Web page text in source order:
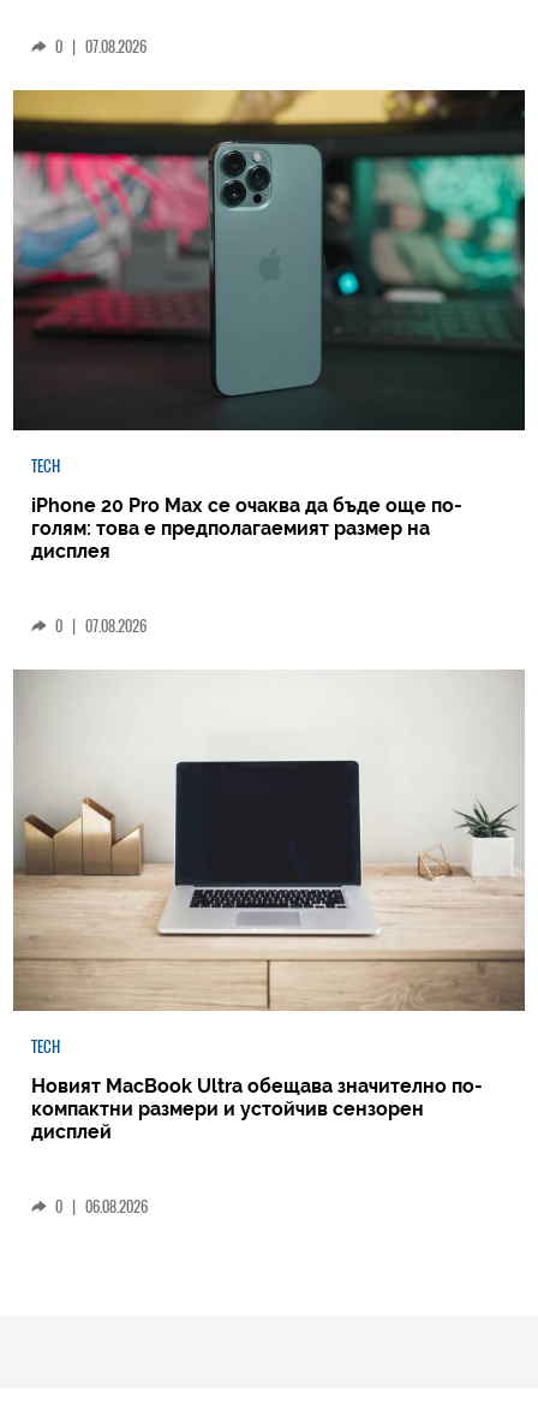
0 | 07.08.2026
TECH
iPhone 20 Pro Max се очаква да бъде още по-
голям: това е предполагаемият размер на
дисплея
0 | 07.08.2026
TECH
Новият MacBook Ultra обещава значително по-
компактни размери и устойчив сензорен
дисплей
0 | 06.08.2026